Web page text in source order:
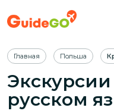
Главная Польша
Экскурсии
русском